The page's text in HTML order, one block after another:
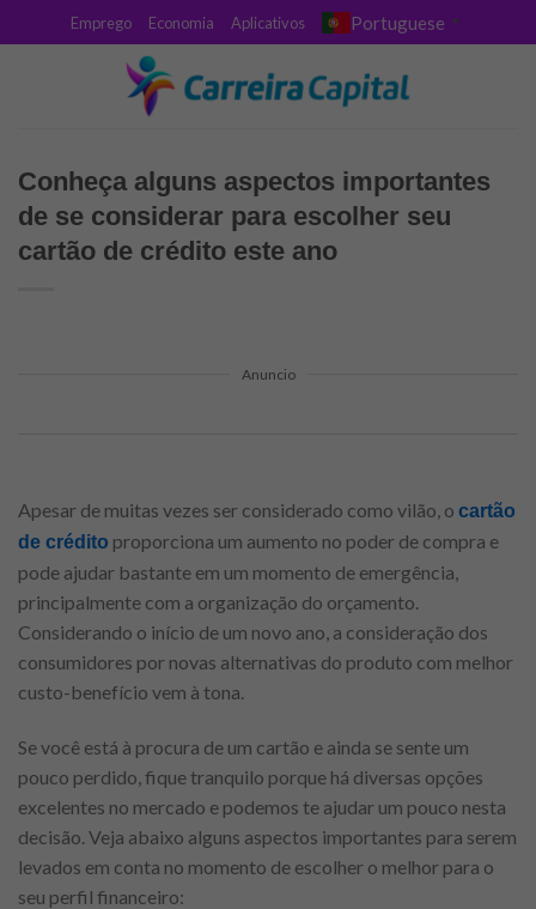
to
Emprego Economia Aplicativos Portuguese ▼
Conheça alguns aspectos importantes
de se considerar para escolher seu
cartão de crédito este ano
Anuncio
Apesar de muitas vezes ser considerado como vilão, o cartão
de crédito proporciona um aumento no poder de compra e
pode ajudar bastante em um momento de emergência,
principalmente com a organização do orçamento.
Considerando o início de um novo ano, a consideração dos
consumidores por novas alternativas do produto com melhor
custo-benefício vem à tona.
Se você está à procura de um cartão e ainda se sente um
pouco perdido, fique tranquilo porque há diversas opções
excelentes no mercado e podemos te ajudar um pouco nesta
decisão. Veja abaixo alguns aspectos importantes para serem
levados em conta no momento de escolher o melhor para o
seu perfil financeiro: